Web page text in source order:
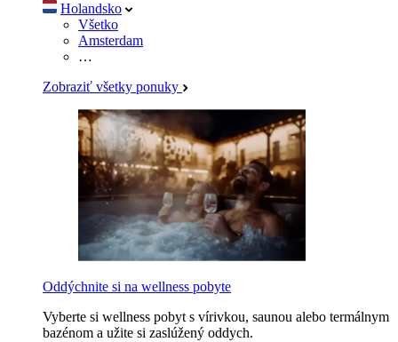
Holandsko
Všetko
Amsterdam
…
Zobraziť všetky ponuky
Oddýchnite si na wellness pobyte
Vyberte si wellness pobyt s vírivkou, saunou alebo termálnym
bazénom a užite si zaslúžený oddych.